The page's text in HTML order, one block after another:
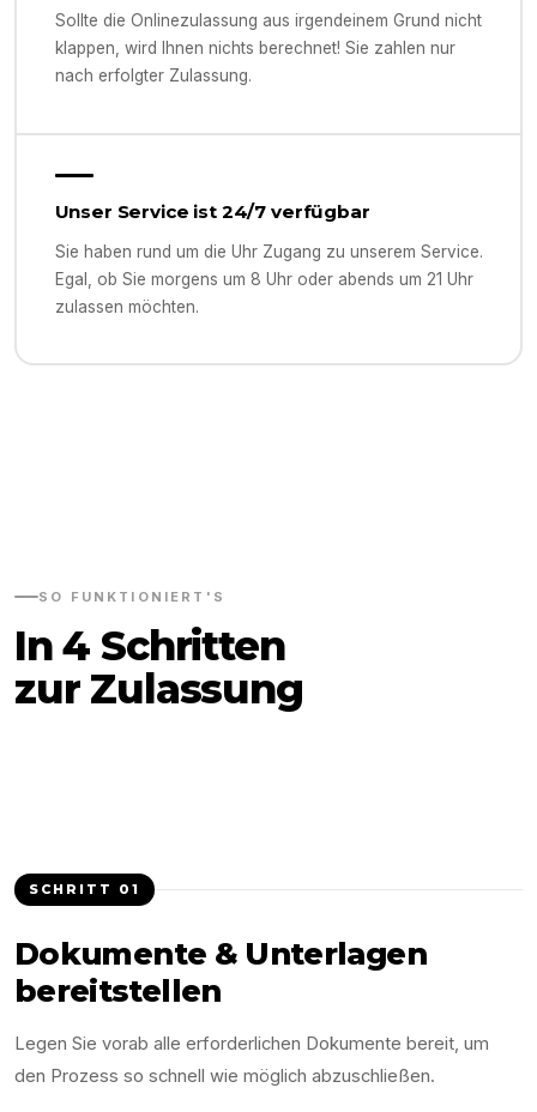
Sollte die Onlinezulassung aus irgendeinem Grund nicht
klappen, wird Ihnen nichts berechnet! Sie zahlen nur
nach erfolgter Zulassung.
Unser Service ist 24/7 verfügbar
Sie haben rund um die Uhr Zugang zu unserem Service.
Egal, ob Sie morgens um 8 Uhr oder abends um 21 Uhr
zulassen möchten.
SO FUNKTIONIERT'S
In 4 Schritten
zur Zulassung
SCHRITT 01
Dokumente & Unterlagen
bereitstellen
Legen Sie vorab alle erforderlichen Dokumente bereit, um
den Prozess so schnell wie möglich abzuschließen.